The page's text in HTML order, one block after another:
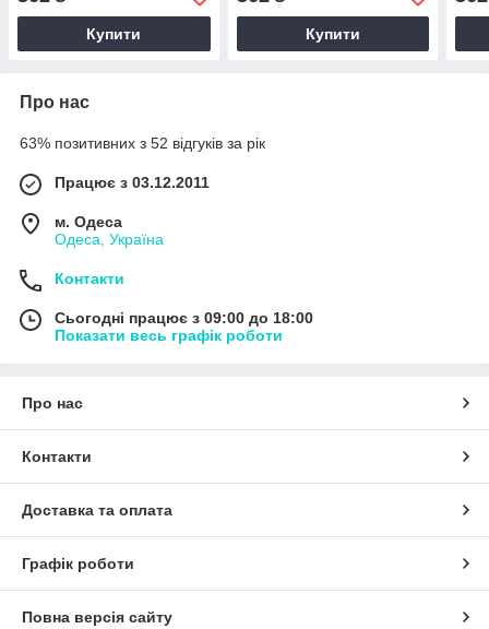
Купити Купити
Про нас
63% позитивних з 52 відгуків за рік
Працює з 03.12.2011
м. Одеса
Одеса, Україна
Контакти
Сьогодні працює з 09:00 до 18:00
Показати весь графік роботи
Про нас
Контакти
Доставка та оплата
Графік роботи
Повна версія сайту